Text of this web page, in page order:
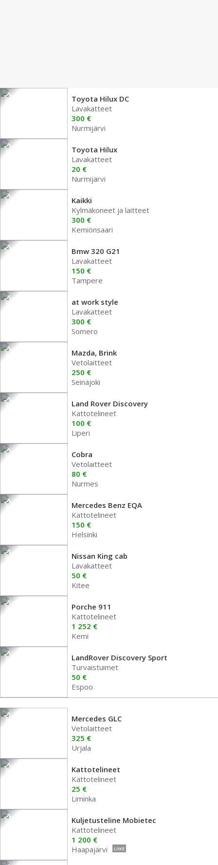
Toyota Hilux DC
Lavakatteet
300 €
Nurmijärvi
Toyota Hilux
Lavakatteet
20 €
Nurmijärvi
Kaikki
Kylmäkoneet ja laitteet
300 €
Kemiönsaari
Bmw 320 G21
Lavakatteet
150 €
Tampere
at work style
Lavakatteet
300 €
Somero
Mazda, Brink
Vetolaitteet
250 €
Seinäjoki
Land Rover Discovery
Kattotelineet
100 €
Liperi
Cobra
Vetolaitteet
80 €
Nurmes
Mercedes Benz EQA
Kattotelineet
150 €
Helsinki
Nissan King cab
Lavakatteet
50 €
Kitee
Porche 911
Kattotelineet
1 252 €
Kemi
LandRover Discovery Sport
Turvaistuimet
50 €
Espoo
Mercedes GLC
Vetolaitteet
325 €
Urjala
Kattotelineet
Kattotelineet
25 €
Liminka
Kuljetusteline Mobietec
Kattotelineet
1 200 €
Haapajärvi
LIIKE